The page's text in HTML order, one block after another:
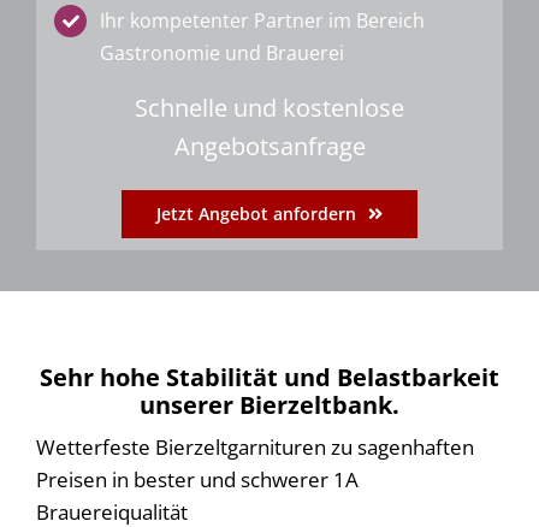
Ihr kompetenter Partner im Bereich
Gastronomie und Brauerei
Schnelle und kostenlose
Angebotsanfrage
Jetzt Angebot anfordern
Sehr hohe Stabilität und Belastbarkeit
unserer Bierzeltbank.
Wetterfeste Bierzeltgarnituren zu sagenhaften
Preisen in bester und schwerer 1A
Brauereiqualität